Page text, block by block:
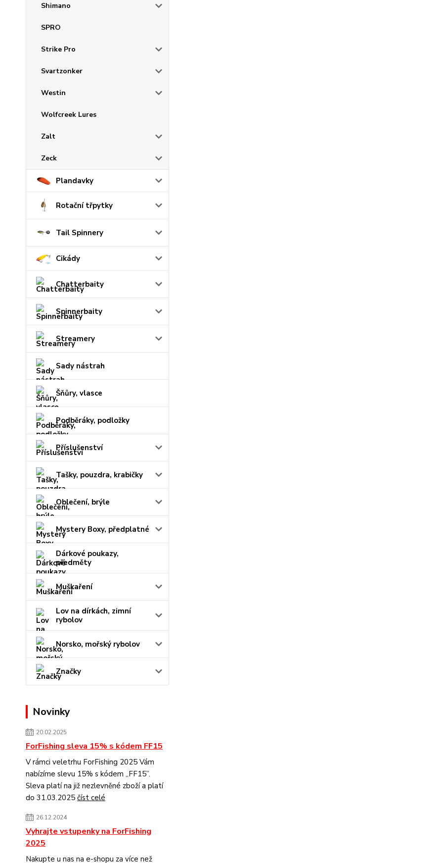
Shimano
SPRO
Strike Pro
Svartzonker
Westin
Wolfcreek Lures
Zalt
Zeck
Plandavky
Rotační třpytky
Tail Spinnery
Cikády
Chatterbaity
Spinnerbaity
Streamery
Sady nástrah
Šňůry, vlasce
Podběráky, podložky
Příslušenství
Tašky, pouzdra, krabičky
Oblečení, brýle
Mystery Boxy, předplatné
Dárkové poukazy,
předměty
Muškaření
Lov na dírkách, zimní
rybolov
Norsko, mořský rybolov
Značky
Novinky
20.02.2025
ForFishing sleva 15% s kódem FF15
V rámci veletrhu ForFishing 2025 Vám
nabízíme slevu 15% s kódem „FF15”.
Sleva platí na již nezlevněné zboží a platí
do 31.03.2025 číst celé
26.12.2024
Vyhrajte vstupenky na ForFishing
2025
Nakupte u nas na e-shopu za více než